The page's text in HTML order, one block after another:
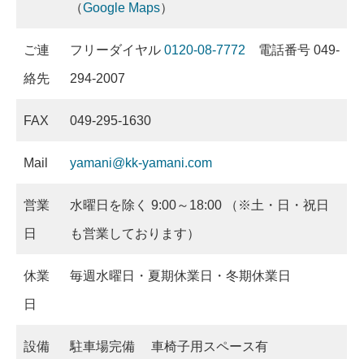
（Google Maps）
ご連
絡先
フリーダイヤル 0120-08-7772 電話番号 049-
294-2007
FAX 049-295-1630
Mail yamani@kk-yamani.com
営業
日
水曜日を除く 9:00～18:00 （※土・日・祝日
も営業しております）
休業
日
毎週水曜日・夏期休業日・冬期休業日
設備 駐車場完備 車椅子用スペース有